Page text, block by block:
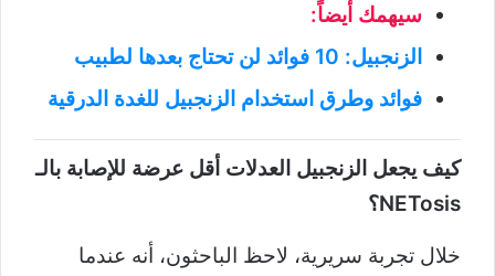
سيهمك أيضاً:
الزنجبيل: 10 فوائد لن تحتاج بعدها لطبيب
فوائد وطرق استخدام الزنجبيل للغدة الدرقية
كيف يجعل الزنجبيل العدلات أقل عرضة للإصابة بالـ
NETosis؟
خلال تجربة سريرية، لاحظ الباحثون، أنه عندما